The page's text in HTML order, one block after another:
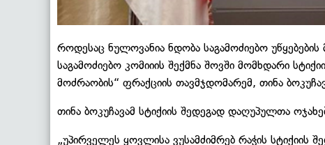
როდესაც ნულოვანია ნდობა საგამოძიებო
საგამოძიებო კომიიის შექმნა შოვში მომხდარი
მოძრაობის“ ფრაქციის თავმჯდომარემ, თინა
თინა ბოკუჩავამ სტიქიის შედეგად დაღუპულთა
„უპირველეს ყოვლისა ვუსამძიმრებ რაჭის სტიქიის